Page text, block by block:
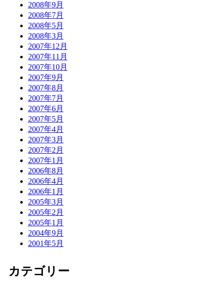
2008年9月
2008年7月
2008年5月
2008年3月
2007年12月
2007年11月
2007年10月
2007年9月
2007年8月
2007年7月
2007年6月
2007年5月
2007年4月
2007年3月
2007年2月
2007年1月
2006年8月
2006年4月
2006年1月
2005年3月
2005年2月
2005年1月
2004年9月
2001年5月
カテゴリー